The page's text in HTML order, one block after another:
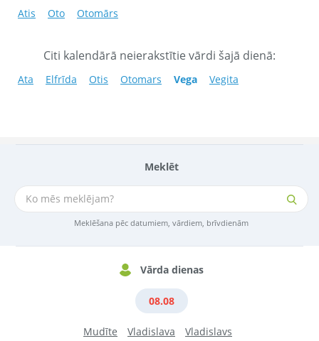
Meklēt
Meklēšana pēc datumiem, vārdiem, brīvdienām
Vārda dienas
08.08
Mudīte Vladislava Vladislavs
Atis Oto Otomārs
Citi kalendārā neierakstītie vārdi šajā dienā:
Ata Elfrīda Otis Otomars Vega Vegita